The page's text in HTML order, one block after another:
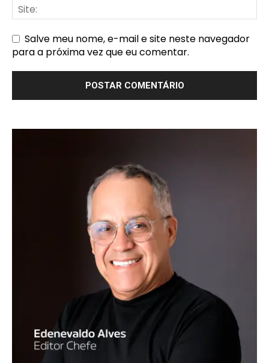
Salve meu nome, e-mail e site neste navegador
para a próxima vez que eu comentar.